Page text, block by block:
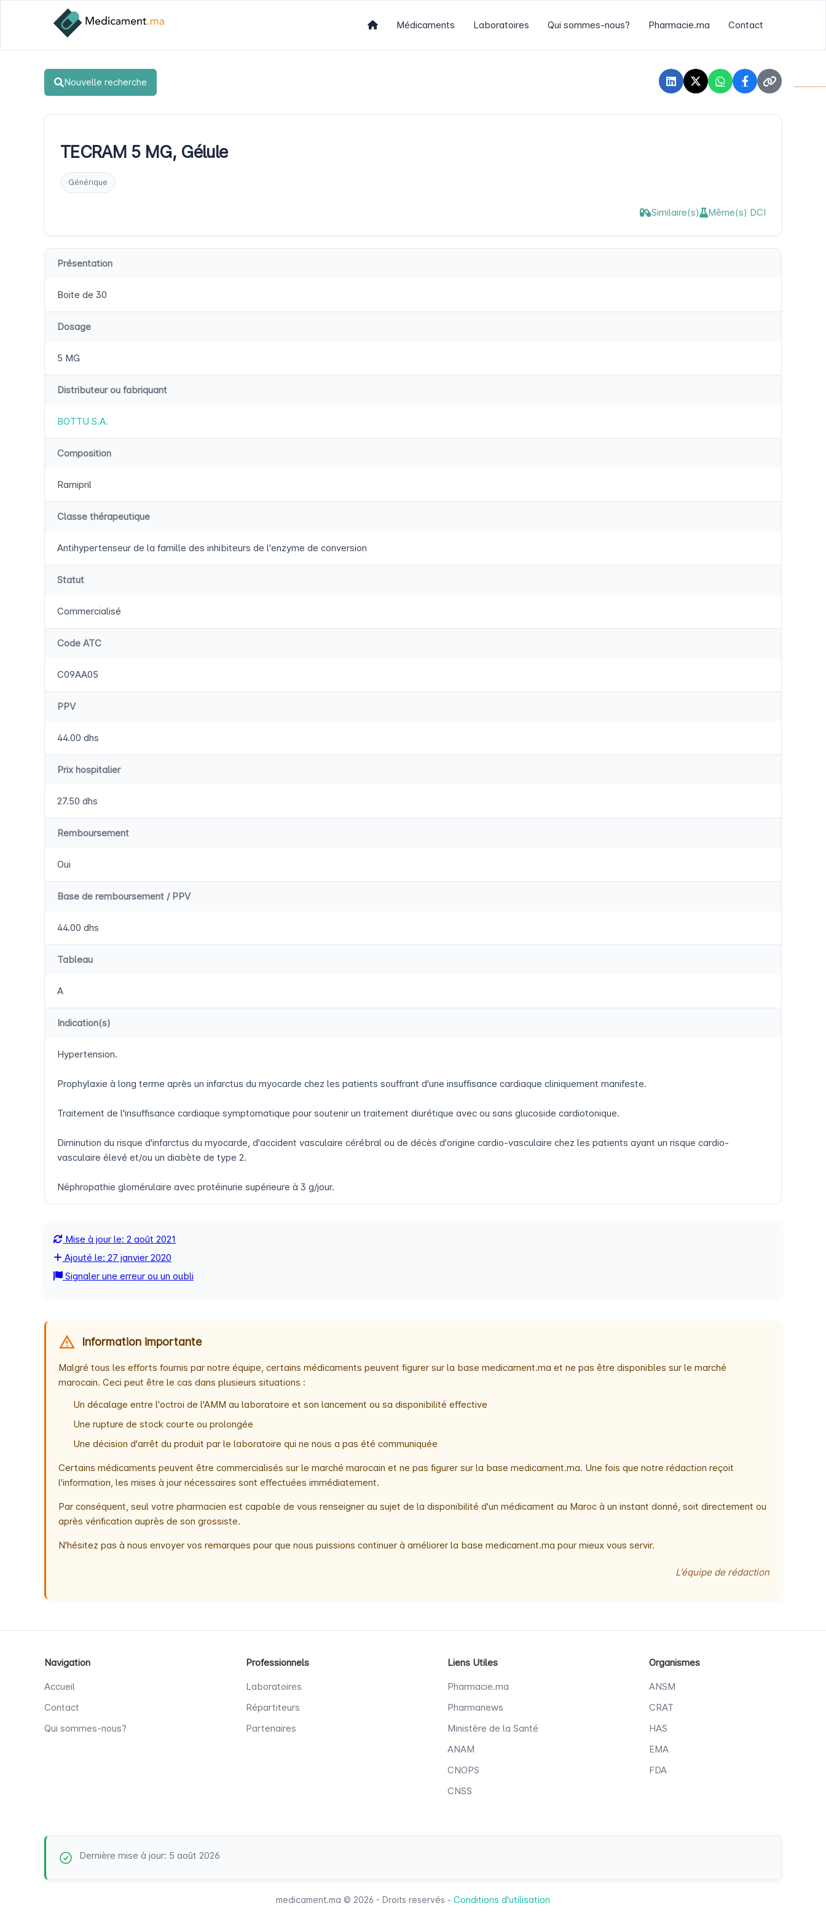
Médicaments Laboratoires Qui sommes-nous? Pharmacie.ma Contact
Nouvelle recherche
TECRAM 5 MG, Gélule
Générique
Similaire(s) Même(s) DCI
Présentation
Boite de 30
Dosage
5 MG
Distributeur ou fabriquant
BOTTU S.A.
Composition
Ramipril
Classe thérapeutique
Antihypertenseur de la famille des inhibiteurs de l'enzyme de conversion
Statut
Commercialisé
Code ATC
C09AA05
PPV
44.00 dhs
Prix hospitalier
27.50 dhs
Remboursement
Oui
Base de remboursement / PPV
44.00 dhs
Tableau
A
Indication(s)
Hypertension.
Prophylaxie à long terme après un infarctus du myocarde chez les patients souffrant d'une insuffisance cardiaque cliniquement manifeste.
Traitement de l'insuffisance cardiaque symptomatique pour soutenir un traitement diurétique avec ou sans glucoside cardiotonique.
Diminution du risque d'infarctus du myocarde, d'accident vasculaire cérébral ou de décès d'origine cardio-vasculaire chez les patients ayant un risque cardio-
vasculaire élevé et/ou un diabète de type 2.
Néphropathie glomérulaire avec protéinurie supérieure à 3 g/jour.
Mise à jour le: 2 août 2021
Ajouté le: 27 janvier 2020
Signaler une erreur ou un oubli
Information importante
Malgré tous les efforts fournis par notre équipe, certains médicaments peuvent figurer sur la base medicament.ma et ne pas être disponibles sur le marché
marocain. Ceci peut être le cas dans plusieurs situations :
Un décalage entre l'octroi de l'AMM au laboratoire et son lancement ou sa disponibilité effective
Une rupture de stock courte ou prolongée
Une décision d'arrêt du produit par le laboratoire qui ne nous a pas été communiquée
Certains médicaments peuvent être commercialisés sur le marché marocain et ne pas figurer sur la base medicament.ma. Une fois que notre rédaction reçoit
l'information, les mises à jour nécessaires sont effectuées immédiatement.
Par conséquent, seul votre pharmacien est capable de vous renseigner au sujet de la disponibilité d'un médicament au Maroc à un instant donné, soit directement ou
après vérification auprès de son grossiste.
N'hésitez pas à nous envoyer vos remarques pour que nous puissions continuer à améliorer la base medicament.ma pour mieux vous servir.
L'équipe de rédaction
Navigation
Accueil
Contact
Qui sommes-nous?
Professionnels
Laboratoires
Répartiteurs
Partenaires
Liens Utiles
Pharmacie.ma
Pharmanews
Ministère de la Santé
ANAM
CNOPS
CNSS
Organismes
ANSM
CRAT
HAS
EMA
FDA
Dernière mise à jour: 5 août 2026
medicament.ma © 2026 - Droits reservés - Conditions d'utilisation